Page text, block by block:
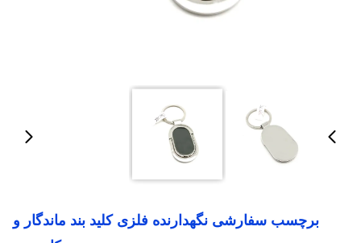
برچسب سفارشی نگهدارنده فلزی کلید بند ماندگار و